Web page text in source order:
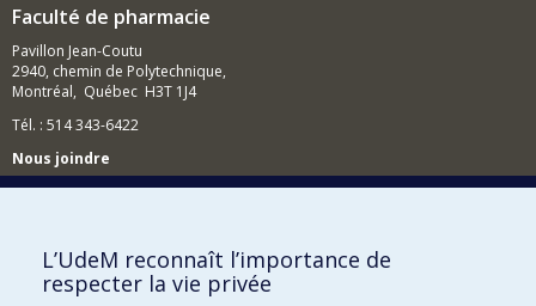
Faculté de pharmacie
Pavillon Jean-Coutu
2940, chemin de Polytechnique,
Montréal, Québec H3T 1J4
Tél. : 514 343-6422
Nous joindre
Nous trouver
L’UdeM reconnaît l’importance de
respecter la vie privée